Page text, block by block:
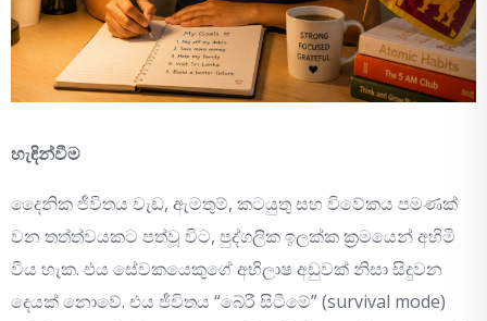
හැඳින්වීම
දෛනික ජීවිතය වැඩ, ඇමතුම්, කටයුතු සහ විවේකය පමණක්
වන තත්ත්වයකට පත්වූ විට, පුද්ගලික ඉලක්ක ක්‍රමයෙන් අහිමි
විය හැක. එය සේවකයෙකුගේ අභිලාෂ අඩුවක් නිසා සිදුවන
දෙයක් නොවේ. එය ජීවිතය “බේරී සිටීමේ” (survival mode)